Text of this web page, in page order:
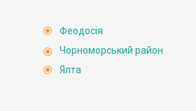
Феодосія
Чорноморський район
Ялта